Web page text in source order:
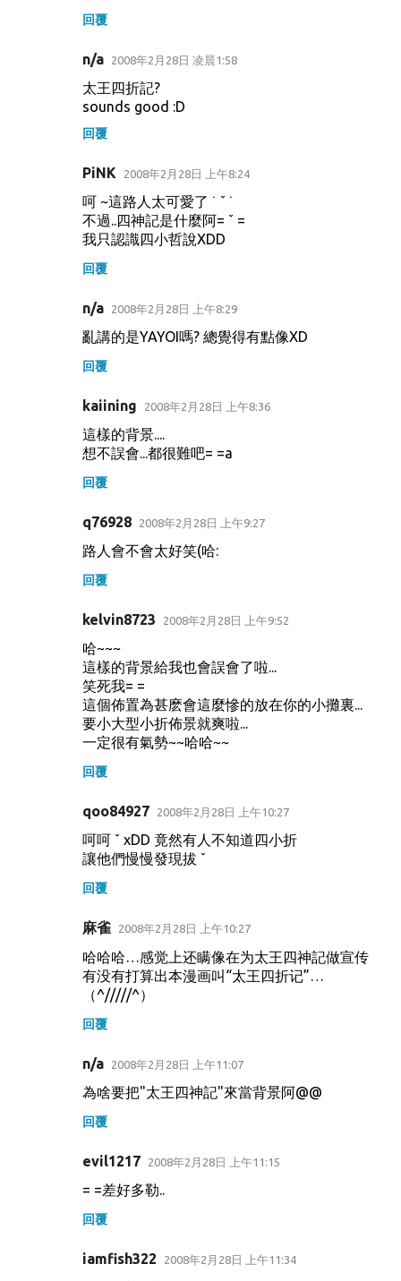
回覆
n/a 2008年2月28日 凌晨1:58
太王四折記?
sounds good :D
回覆
PiNK 2008年2月28日 上午8:24
呵 ~這路人太可愛了 ˙ ˇ ˙
不過..四神記是什麼阿= ˇ =
我只認識四小哲說XDD
回覆
n/a 2008年2月28日 上午8:29
亂講的是YAYOI嗎? 總覺得有點像XD
回覆
kaiining 2008年2月28日 上午8:36
這樣的背景....
想不誤會...都很難吧= =a
回覆
q76928 2008年2月28日 上午9:27
路人會不會太好笑(哈:
回覆
kelvin8723 2008年2月28日 上午9:52
哈~~~
這樣的背景給我也會誤會了啦...
笑死我= =
這個佈置為甚麽會這麼慘的放在你的小攤裏...
要小大型小折佈景就爽啦...
一定很有氣勢~~哈哈~~
回覆
qoo84927 2008年2月28日 上午10:27
呵呵 ˇ xDD 竟然有人不知道四小折
讓他們慢慢發現拔 ˇ
回覆
麻雀 2008年2月28日 上午10:27
哈哈哈…感觉上还瞒像在为太王四神記做宣传
有没有打算出本漫画叫“太王四折记”…
（^/////^）
回覆
n/a 2008年2月28日 上午11:07
為啥要把"太王四神記"來當背景阿@@
回覆
evil1217 2008年2月28日 上午11:15
= =差好多勒..
回覆
iamfish322 2008年2月28日 上午11:34